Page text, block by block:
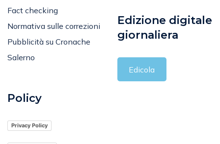
Fact checking
Normativa sulle correzioni
Pubblicità su Cronache
Salerno
Edizione digitale
giornaliera
Edicola
Policy
Privacy Policy